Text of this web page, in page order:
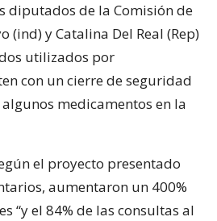
diputados de la Comisión de
(ind) y Catalina Del Real (Rep)
utilizados por
con un cierre de seguridad
medicamentos en la
el proyecto presentado
aumentaron un 400%
“y el 84% de las consultas al